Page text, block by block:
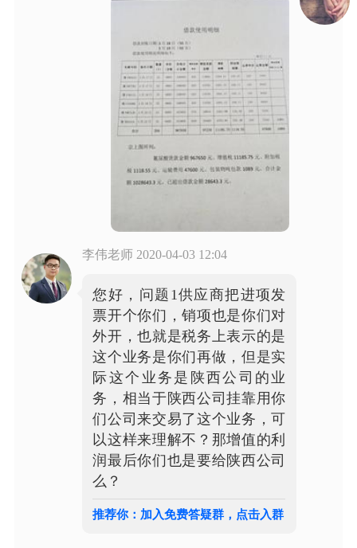
李伟老师 2020-04-03 12:04
您好，问题1供应商把进项发
票开个你们，销项也是你们对
外开，也就是税务上表示的是
这个业务是你们再做，但是实
际这个业务是陕西公司的业
务，相当于陕西公司挂靠用你
们公司来交易了这个业务，可
以这样来理解不？那增值的利
润最后你们也是要给陕西公司
么？
推荐你：加入免费答疑群，点击入群